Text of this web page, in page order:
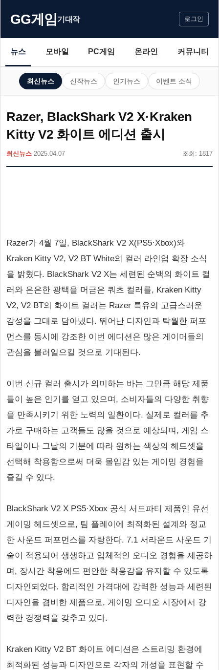
GG게임기대작 로그인
뉴스 모바일 PC게임 온라인 커뮤니티
최신뉴스 신작뉴스 인기뉴스 이벤트 소식
Razer, BlackShark V2 X·Kraken
Kitty V2 화이트 에디션 출시
최신뉴스 2025.04.07 조회: 1817
Razer가 4월 7일, BlackShark V2 X(PS5·Xbox)와
Kraken Kitty V2, V2 BT White의 컬러 라인업 확장 소식
을 밝혔다. BlackShark V2 X는 세련된 순백의 화이트 컬
러와 은은한 광택을 머금은 쿼츠 컬러를, Kraken Kitty
V2, V2 BT의 화이트 컬러는 Razer 특유의 고급스러운
감성을 그대로 담아냈다. 뛰어난 디자인과 탁월한 퍼포
먼스를 동시에 강조한 이번 에디션은 많은 게이머들의
관심을 불러일으킬 것으로 기대된다.
이번 신규 컬러 출시가 의미하는 바는 그만큼 해당 제품
들이 높은 인기를 얻고 있으며, 소비자들의 다양한 취향
을 만족시키기 위한 노력의 일환이다. 실제로 컬러를 추
가로 구매하는 고객들도 많을 것으로 예상되며, 게임 스
타일이나 그날의 기분에 따라 원하는 색상의 헤드셋을
선택해 착용함으로써 더욱 몰입감 있는 게이밍 경험을
즐길 수 있다.
BlackShark V2 X PS5·Xbox 공식 서드파티 제품인 유선
게이밍 헤드셋으로, 팀 플레이에 최적화된 설계와 정교
한 사운드 퍼포먼스를 자랑한다. 7.1 서라운드 사운드 기
술이 적용되어 생생하고 입체적인 오디오 경험을 제공하
며, 장시간 착용에도 편안한 착용감을 유지할 수 있도록
디자인되었다. 합리적인 가격대에 강력한 성능과 세련된
디자인을 겸비한 제품으로, 게이밍 오디오 시장에서 강
력한 경쟁력을 갖추고 있다.
Kraken Kitty V2 BT 화이트 에디션은 스트리밍 환경에
최적화된 성능과 디자인으로 각자의 개성을 표현할 수